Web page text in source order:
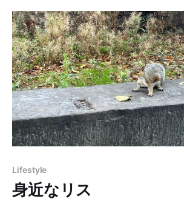
Lifestyle
身近なリス